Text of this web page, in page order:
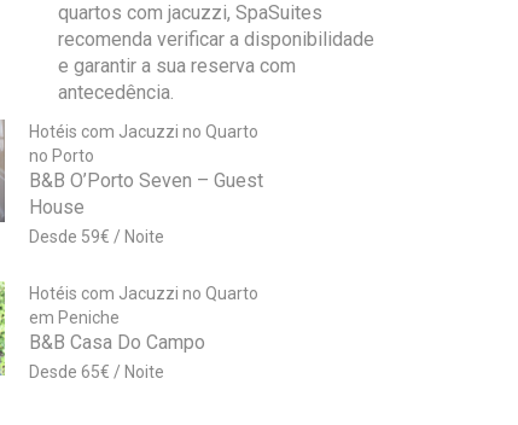
quartos com jacuzzi, SpaSuites
recomenda verificar a disponibilidade
e garantir a sua reserva com
antecedência.
Hotéis com Jacuzzi no Quarto
no Porto
B&B O’Porto Seven – Guest
House
59€
Hotéis com Jacuzzi no Quarto
em Peniche
B&B Casa Do Campo
65€